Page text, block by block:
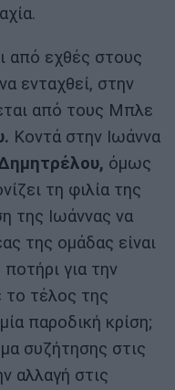
από εχθές στους
ενταχθεί, στην
από τους Μπλε
Κοντά στην Ιωάννα
όμως
τη φιλία της
της Ιωάννας να
της ομάδας είναι
για την
τέλος της
παροδική κρίση;
συζήτησης στις
αλλαγή στις